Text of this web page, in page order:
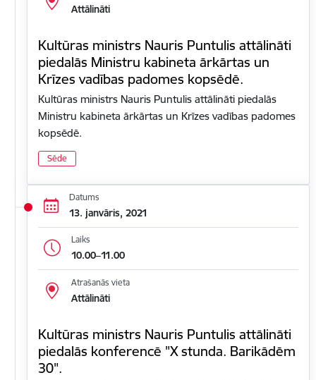
Attālināti
Kultūras ministrs Nauris Puntulis attālināti
piedalās Ministru kabineta ārkārtas un
Krīzes vadības padomes kopsēdē.
Kultūras ministrs Nauris Puntulis attālināti piedalās
Ministru kabineta ārkārtas un Krīzes vadības padomes
kopsēdē.
Sēde
Datums
13. janvāris, 2021
Laiks
10.00–11.00
Atrašanās vieta
Attālināti
Kultūras ministrs Nauris Puntulis attālināti
piedalās konferencē "X stunda. Barikādēm
30".